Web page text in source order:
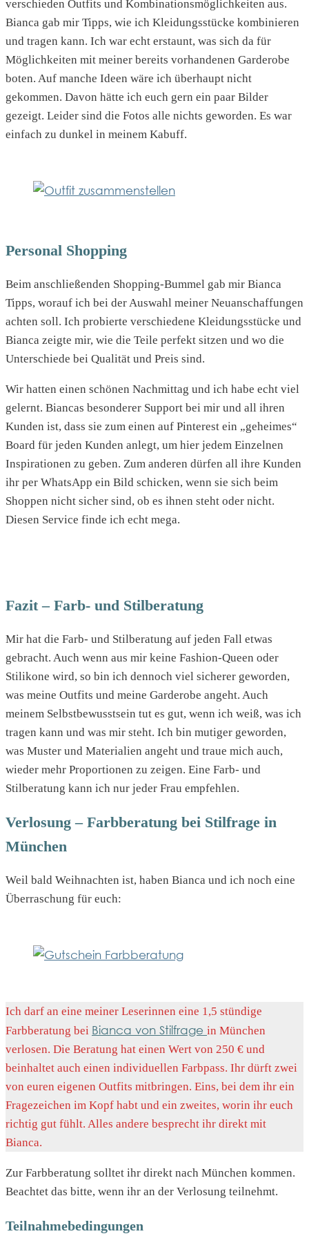
verschieden Outfits und Kombinationsmöglichkeiten aus.
Bianca gab mir Tipps, wie ich Kleidungsstücke kombinieren
und tragen kann. Ich war echt erstaunt, was sich da für
Möglichkeiten mit meiner bereits vorhandenen Garderobe
boten. Auf manche Ideen wäre ich überhaupt nicht
gekommen. Davon hätte ich euch gern ein paar Bilder
gezeigt. Leider sind die Fotos alle nichts geworden. Es war
einfach zu dunkel in meinem Kabuff.
Personal Shopping
Beim anschließenden Shopping-Bummel gab mir Bianca
Tipps, worauf ich bei der Auswahl meiner Neuanschaffungen
achten soll. Ich probierte verschiedene Kleidungsstücke und
Bianca zeigte mir, wie die Teile perfekt sitzen und wo die
Unterschiede bei Qualität und Preis sind.
Wir hatten einen schönen Nachmittag und ich habe echt viel
gelernt. Biancas besonderer Support bei mir und all ihren
Kunden ist, dass sie zum einen auf Pinterest ein „geheimes“
Board für jeden Kunden anlegt, um hier jedem Einzelnen
Inspirationen zu geben. Zum anderen dürfen all ihre Kunden
ihr per WhatsApp ein Bild schicken, wenn sie sich beim
Shoppen nicht sicher sind, ob es ihnen steht oder nicht.
Diesen Service finde ich echt mega.
Fazit – Farb- und Stilberatung
Mir hat die Farb- und Stilberatung auf jeden Fall etwas
gebracht. Auch wenn aus mir keine Fashion-Queen oder
Stilikone wird, so bin ich dennoch viel sicherer geworden,
was meine Outfits und meine Garderobe angeht. Auch
meinem Selbstbewusstsein tut es gut, wenn ich weiß, was ich
tragen kann und was mir steht. Ich bin mutiger geworden,
was Muster und Materialien angeht und traue mich auch,
wieder mehr Proportionen zu zeigen. Eine Farb- und
Stilberatung kann ich nur jeder Frau empfehlen.
Verlosung – Farbberatung bei Stilfrage in
München
Weil bald Weihnachten ist, haben Bianca und ich noch eine
Überraschung für euch:
Ich darf an eine meiner Leserinnen eine 1,5 stündige
Farbberatung bei Bianca von Stilfrage in München
verlosen. Die Beratung hat einen Wert von 250 € und
beinhaltet auch einen individuellen Farbpass. Ihr dürft zwei
von euren eigenen Outfits mitbringen. Eins, bei dem ihr ein
Fragezeichen im Kopf habt und ein zweites, worin ihr euch
richtig gut fühlt. Alles andere besprecht ihr direkt mit
Bianca.
Zur Farbberatung solltet ihr direkt nach München kommen.
Beachtet das bitte, wenn ihr an der Verlosung teilnehmt.
Teilnahmebedingungen